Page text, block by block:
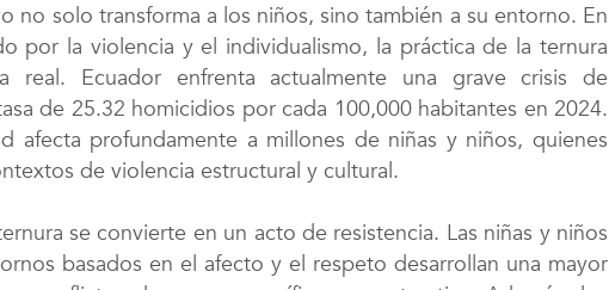
no solo transforma a los niños, sino también a su entorno. En
por la violencia y el individualismo, la práctica de la ternura
real. Ecuador enfrenta actualmente una grave crisis de
de 25.32 homicidios por cada 100,000 habitantes en 2024.
afecta profundamente a millones de niñas y niños, quienes
de violencia estructural y cultural.
se convierte en un acto de resistencia. Las niñas y niños
basados en el afecto y el respeto desarrollan una mayor